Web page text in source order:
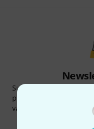
Subscreva a
pouco de sorte você
valor de